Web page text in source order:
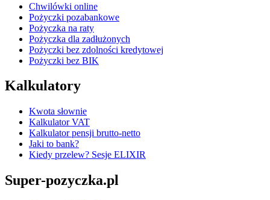
Chwilówki online
Pożyczki pozabankowe
Pożyczka na raty
Pożyczka dla zadłużonych
Pożyczki bez zdolności kredytowej
Pożyczki bez BIK
Kalkulatory
Kwota słownie
Kalkulator VAT
Kalkulator pensji brutto-netto
Jaki to bank?
Kiedy przelew? Sesje ELIXIR
Super-pozyczka.pl